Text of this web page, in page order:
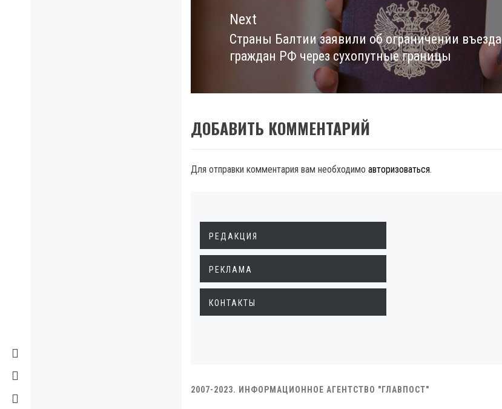
Next
Next
post:
Страны Балтии заявили об ограничении въезда
граждан РФ через сухопутные границы
ДОБАВИТЬ КОММЕНТАРИЙ
Для отправки комментария вам необходимо авторизоваться.
РЕДАКЦИЯ
РЕКЛАМА
КОНТАКТЫ
2007-2023. ИНФОРМАЦИОННОЕ АГЕНТСТВО "ГЛАВПОСТ"